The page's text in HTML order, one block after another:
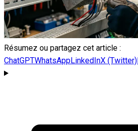
Résumez ou partagez cet article :
ChatGPTWhatsAppLinkedInX (Twitter)